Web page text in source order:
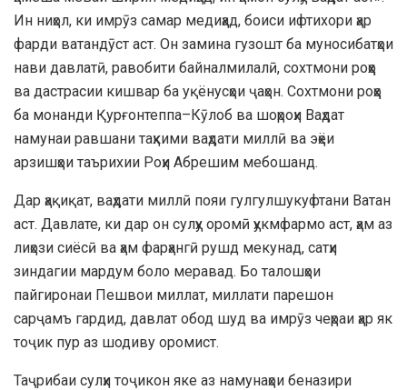
Ин ниҳол, ки имрӯз самар медиҳад, боиси ифтихори ҳар
фарди ватандӯст аст. Он замина гузошт ба муносибатҳои
нави давлатӣ, равобити байналмилалӣ, сохтмони роҳҳо
ва дастрасии кишвар ба уқёнусҳои ҷаҳон. Сохтмони роҳҳо
ба монанди Қурғонтеппа–Кӯлоб ва шоҳроҳи Ваҳдат
намунаи равшани таҳкими ваҳдати миллӣ ва эҳёи
арзишҳои таърихии Роҳи Абрешим мебошанд.
Дар ҳақиқат, ваҳдати миллӣ пояи гулгулшукуфтани Ватан
аст. Давлате, ки дар он сулҳу оромӣ ҳукмфармо аст, ҳам аз
лиҳози сиёсӣ ва ҳам фарҳангӣ рушд мекунад, сатҳи
зиндагии мардум боло меравад. Бо талошҳои
пайгиронаи Пешвои миллат, миллати парешон
сарҷамъ гардид, давлат обод шуд ва имрӯз чеҳраи ҳар як
тоҷик пур аз шодиву оромист.
Таҷрибаи сулҳи тоҷикон яке аз намунаҳои беназири